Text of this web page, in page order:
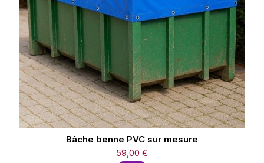
Bâche benne PVC sur mesure
59,00 €